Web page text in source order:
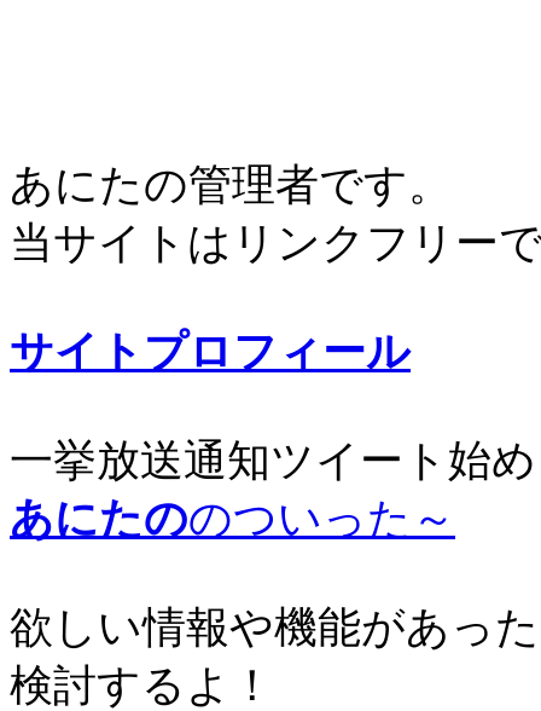
あにたの管理者です。
当サイトはリンクフリー
サイトプロフィール
一挙放送通知ツイート始
あにたののついった～
欲しい情報や機能があっ
検討するよ！